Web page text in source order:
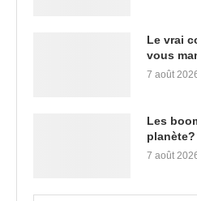
Le vrai
vous
7 août
Les
planète?
7 août